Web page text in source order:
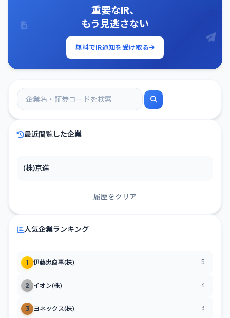
重要なIR、
もう見逃さない
無料でIR通知を受け取る
最近閲覧した企業
(株)京進
履歴をクリア
人気企業ランキング
1 伊藤忠商事(株) 5
2 イオン(株) 4
3 ヨネックス(株) 3